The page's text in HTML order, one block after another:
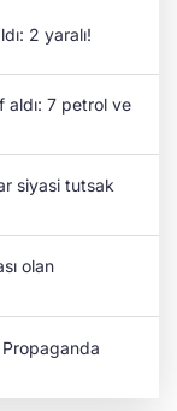
2 yaralı!
aldı: 7 petrol ve
siyasi tutsak
olan